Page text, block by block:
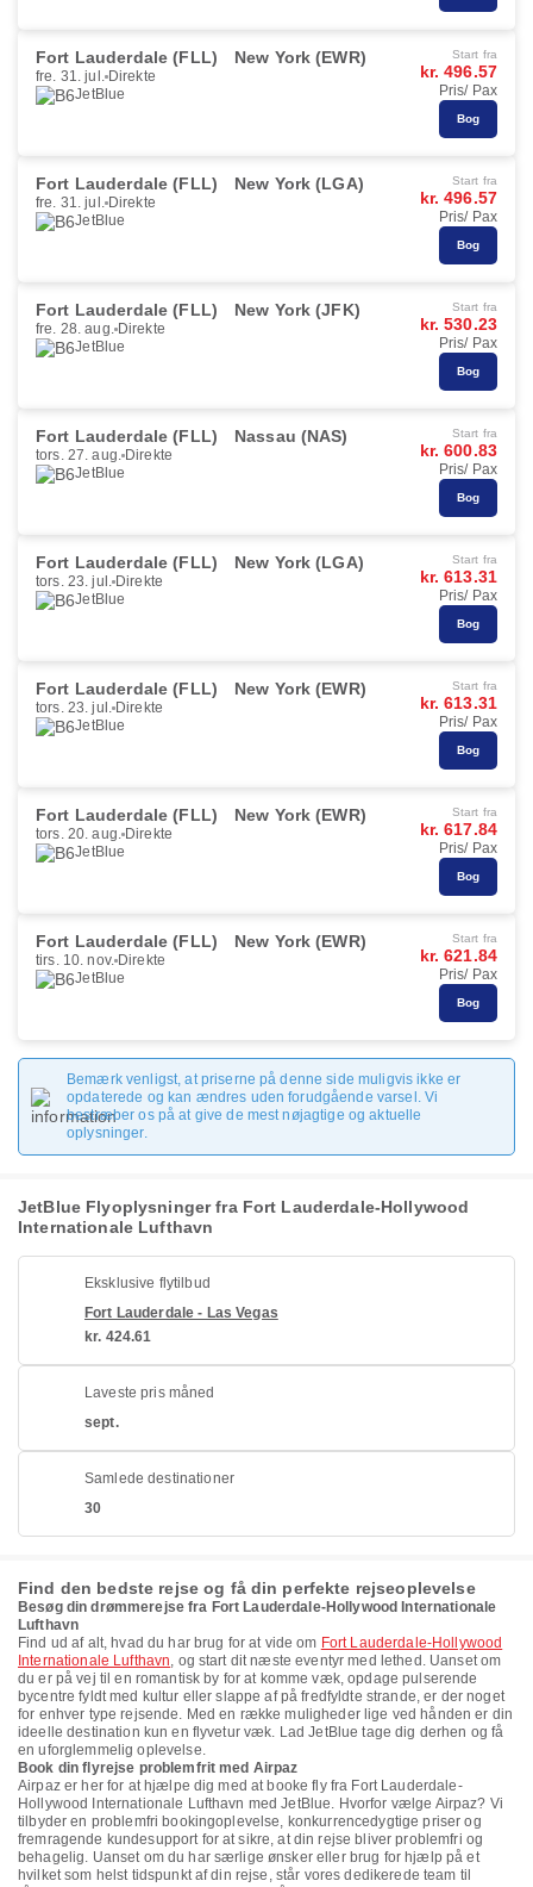
Fort Lauderdale (FLL) New York (EWR)
fre. 31. jul. Direkte
JetBlue
Start fra
kr. 496.57
Pris/ Pax
Bog
Fort Lauderdale (FLL) New York (LGA)
fre. 31. jul. Direkte
JetBlue
Start fra
kr. 496.57
Pris/ Pax
Bog
Fort Lauderdale (FLL) New York (JFK)
fre. 28. aug. Direkte
JetBlue
Start fra
kr. 530.23
Pris/ Pax
Bog
Fort Lauderdale (FLL) Nassau (NAS)
tors. 27. aug. Direkte
JetBlue
Start fra
kr. 600.83
Pris/ Pax
Bog
Fort Lauderdale (FLL) New York (LGA)
tors. 23. jul. Direkte
JetBlue
Start fra
kr. 613.31
Pris/ Pax
Bog
Fort Lauderdale (FLL) New York (EWR)
tors. 23. jul. Direkte
JetBlue
Start fra
kr. 613.31
Pris/ Pax
Bog
Fort Lauderdale (FLL) New York (EWR)
tors. 20. aug. Direkte
JetBlue
Start fra
kr. 617.84
Pris/ Pax
Bog
Fort Lauderdale (FLL) New York (EWR)
tirs. 10. nov. Direkte
JetBlue
Start fra
kr. 621.84
Pris/ Pax
Bog
Bemærk venligst, at priserne på denne side muligvis ikke er
opdaterede og kan ændres uden forudgående varsel. Vi
bestræber os på at give de mest nøjagtige og aktuelle
oplysninger.
JetBlue Flyoplysninger fra Fort Lauderdale-Hollywood
Internationale Lufthavn
Eksklusive flytilbud
Fort Lauderdale - Las Vegas
kr. 424.61
Laveste pris måned
sept.
Samlede destinationer
30
Find den bedste rejse og få din perfekte rejseoplevelse
Besøg din drømmerejse fra Fort Lauderdale-Hollywood Internationale
Lufthavn
Find ud af alt, hvad du har brug for at vide om Fort Lauderdale-Hollywood
Internationale Lufthavn, og start dit næste eventyr med lethed. Uanset om
du er på vej til en romantisk by for at komme væk, opdage pulserende
bycentre fyldt med kultur eller slappe af på fredfyldte strande, er der noget
for enhver type rejsende. Med en række muligheder lige ved hånden er din
ideelle destination kun en flyvetur væk. Lad JetBlue tage dig derhen og få
en uforglemmelig oplevelse.
Book din flyrejse problemfrit med Airpaz
Airpaz er her for at hjælpe dig med at booke fly fra Fort Lauderdale-
Hollywood Internationale Lufthavn med JetBlue. Hvorfor vælge Airpaz? Vi
tilbyder en problemfri bookingoplevelse, konkurrencedygtige priser og
fremragende kundesupport for at sikre, at din rejse bliver problemfri og
behagelig. Uanset om du har særlige ønsker eller brug for hjælp på et
hvilket som helst tidspunkt af din rejse, står vores dedikerede team til